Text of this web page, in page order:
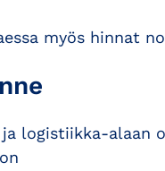
myös hinnat
logistiikka-alaan